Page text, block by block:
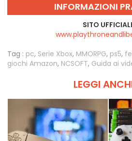
INFORMAZIONI
SITO
Tag : pc, Serie Xbox, MMORPG, ps5,
giochi Amazon, NCSOFT, Guida ai
LEGGI